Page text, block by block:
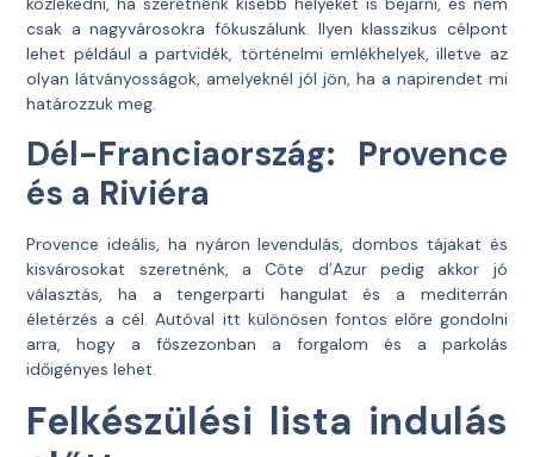
csak a nagyvárosokra fókuszálunk. Ilyen klasszikus célpont
lehet például a partvidék, történelmi emlékhelyek, illetve az
olyan látványosságok, amelyeknél jól jön, ha a napirendet mi
határozzuk meg.
Dél-Franciaország: Provence
és a Riviéra
Provence ideális, ha nyáron levendulás, dombos tájakat és
kisvárosokat szeretnénk, a Côte d’Azur pedig akkor jó
választás, ha a tengerparti hangulat és a mediterrán
életérzés a cél. Autóval itt különösen fontos előre gondolni
arra, hogy a főszezonban a forgalom és a parkolás
időigényes lehet.
Felkészülési lista indulás